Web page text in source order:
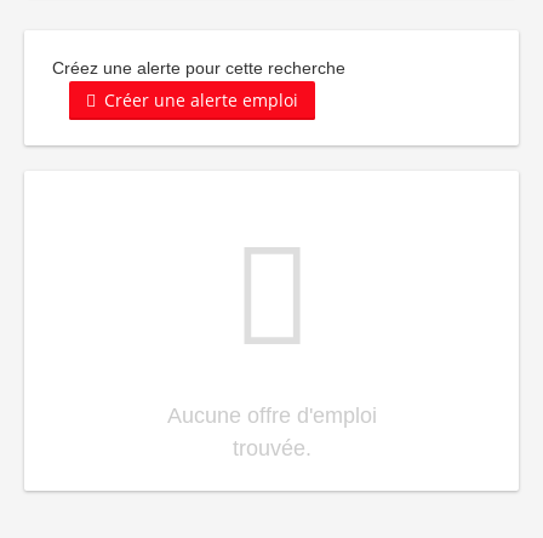
Créez une alerte pour cette recherche
Créer une alerte emploi
Aucune offre d'emploi
trouvée.